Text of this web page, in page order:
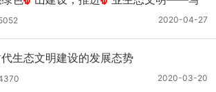
个世界地球日到来之际
2020-04-27
生态文明建设的发展态势
2020-03-20